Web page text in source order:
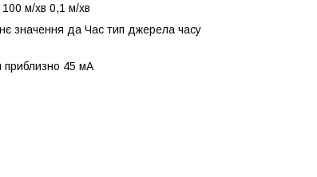
100 м/хв 0,1 м/хв
значення да Час тип джерела часу
приблизно 45 мА